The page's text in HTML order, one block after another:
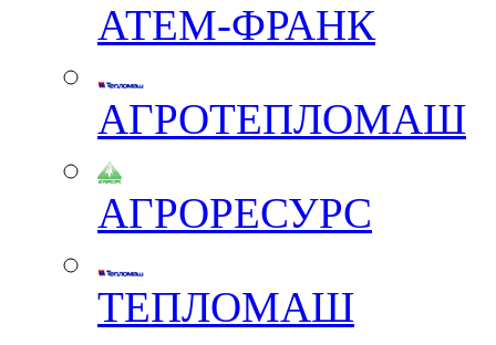
АТЕМ-ФРАНК
АГРОТЕПЛОМАШ
АГРОРЕСУРС
ТЕПЛОМАШ